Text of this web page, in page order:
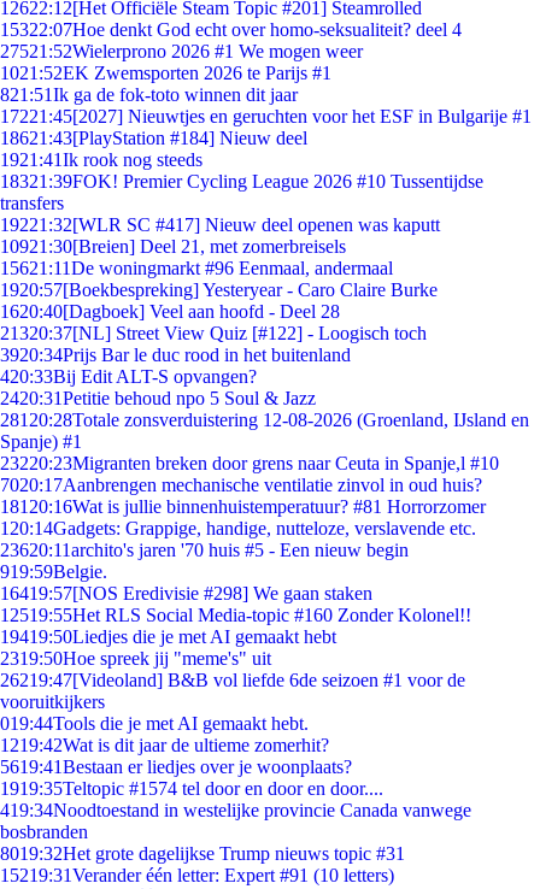
12622:12[Het Officiële Steam Topic #201] Steamrolled
15322:07Hoe denkt God echt over homo-seksualiteit? deel 4
27521:52Wielerprono 2026 #1 We mogen weer
1021:52EK Zwemsporten 2026 te Parijs #1
821:51Ik ga de fok-toto winnen dit jaar
17221:45[2027] Nieuwtjes en geruchten voor het ESF in Bulgarije #1
18621:43[PlayStation #184] Nieuw deel
1921:41Ik rook nog steeds
18321:39FOK! Premier Cycling League 2026 #10 Tussentijdse
transfers
19221:32[WLR SC #417] Nieuw deel openen was kaputt
10921:30[Breien] Deel 21, met zomerbreisels
15621:11De woningmarkt #96 Eenmaal, andermaal
1920:57[Boekbespreking] Yesteryear - Caro Claire Burke
1620:40[Dagboek] Veel aan hoofd - Deel 28
21320:37[NL] Street View Quiz [#122] - Loogisch toch
3920:34Prijs Bar le duc rood in het buitenland
420:33Bij Edit ALT-S opvangen?
2420:31Petitie behoud npo 5 Soul & Jazz
281 20:28Totale zonsverduistering 12-08-2026 (Groenland, IJsland en
Spanje) #1
23220:23Migranten breken door grens naar Ceuta in Spanje,l #10
7020:17Aanbrengen mechanische ventilatie zinvol in oud huis?
181 20:16Wat is jullie binnenhuistemperatuur? #81 Horrorzomer
1 20:14Gadgets: Grappige, handige, nutteloze, verslavende etc.
23620:11archito's jaren '70 huis #5 - Een nieuw begin
919:59Belgie.
16419:57[NOS Eredivisie #298] We gaan staken
12519:55Het RLS Social Media-topic #160 Zonder Kolonel!!
19419:50Liedjes die je met AI gemaakt hebt
2319:50Hoe spreek jij "meme's" uit
26219:47[Videoland] B&B vol liefde 6de seizoen #1 voor de
vooruitkijkers
019:44Tools die je met AI gemaakt hebt.
1219:42Wat is dit jaar de ultieme zomerhit?
5619:41Bestaan er liedjes over je woonplaats?
1919:35Teltopic #1574 tel door en door en door....
419:34Noodtoestand in westelijke provincie Canada vanwege
bosbranden
8019:32Het grote dagelijkse Trump nieuws topic #31
15219:31Verander één letter: Expert #91 (10 letters)